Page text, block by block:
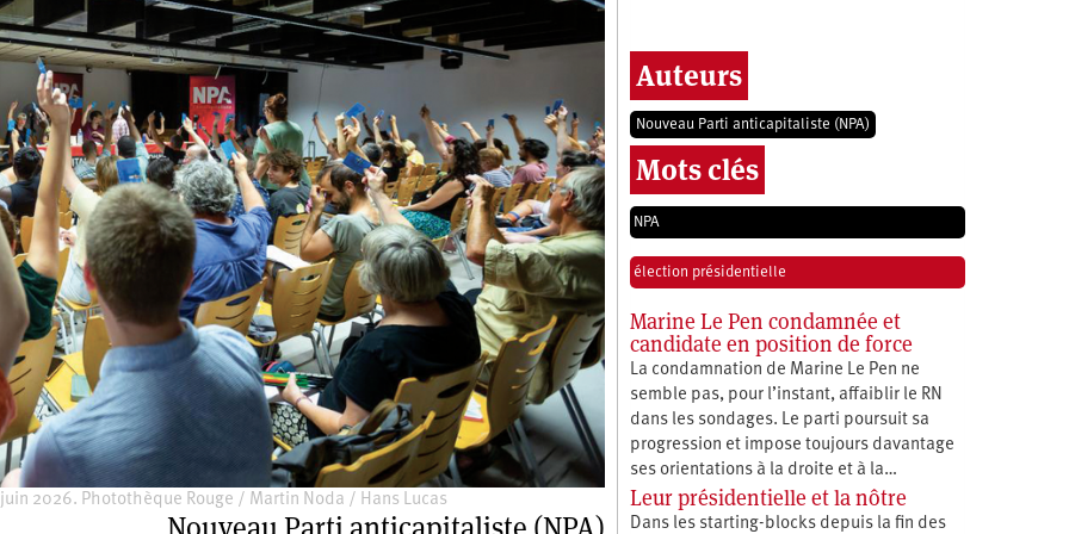
2026. Photothèque Rouge / Martin Noda / Hans Lucas
Auteurs
Nouveau Parti anticapitaliste (NPA)
Mots clés
NPA
élection présidentielle
Marine Le Pen condamnée et
candidate en position de force
La condamnation de Marine Le Pen ne
semble pas, pour l’instant, affaiblir le RN
dans les sondages. Le parti poursuit sa
progression et impose toujours davantage
ses orientations à la droite et à la…
Leur présidentielle et la nôtre
Dans les starting-blocks depuis la fin des